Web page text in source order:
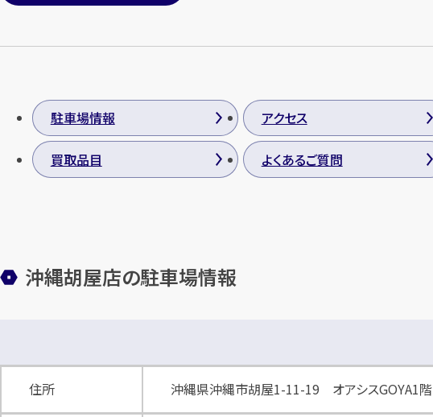
駐車場情報 アクセス
買取品目 よくあるご質問
沖縄胡屋店の駐車場情報
住所 沖縄県沖縄市胡屋1-11-19 オアシスGOYA1階